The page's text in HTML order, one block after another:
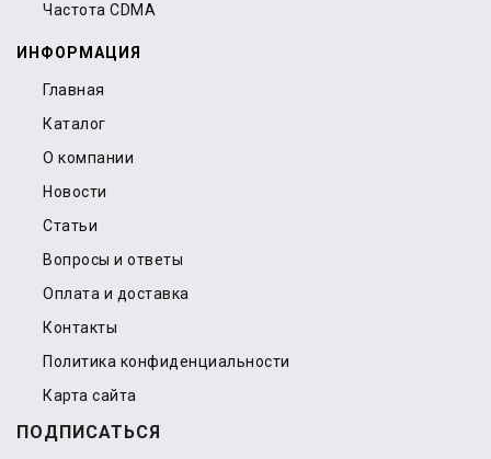
Частота CDMA
ИНФОРМАЦИЯ
Главная
Каталог
О компании
Новости
Статьи
Вопросы и ответы
Оплата и доставка
Контакты
Политика конфиденциальности
Карта сайта
ПОДПИСАТЬСЯ